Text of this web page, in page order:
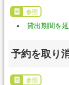
参照
貸出期間を
予約を取り
参照